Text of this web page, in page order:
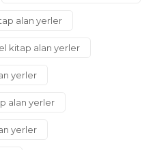
alan yerler
kitap alan yerler
yerler
alan yerler
yerler